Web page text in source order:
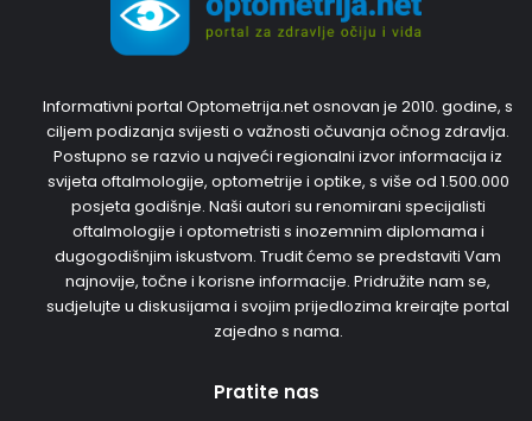
Informativni portal Optometrija.net osnovan je 2010. godine, s
ciljem podizanja svijesti o važnosti očuvanja očnog zdravlja.
Postupno se razvio u najveći regionalni izvor informacija iz
svijeta oftalmologije, optometrije i optike, s više od 1.500.000
posjeta godišnje. Naši autori su renomirani specijalisti
oftalmologije i optometristi s inozemnim diplomama i
dugogodišnjim iskustvom. Trudit ćemo se predstaviti Vam
najnovije, točne i korisne informacije. Pridružite nam se,
sudjelujte u diskusijama i svojim prijedlozima kreirajte portal
zajedno s nama.
Pratite nas